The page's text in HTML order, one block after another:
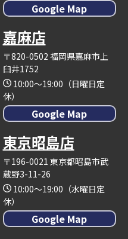
Google Map
嘉麻店
〒820-0502 福岡県嘉麻市上
臼井1752
10:00～19:00（日曜日定
休）
Google Map
東京昭島店
〒196-0021 東京都昭島市武
蔵野3-11-26
10:00～19:00（水曜日定
休）
Google Map